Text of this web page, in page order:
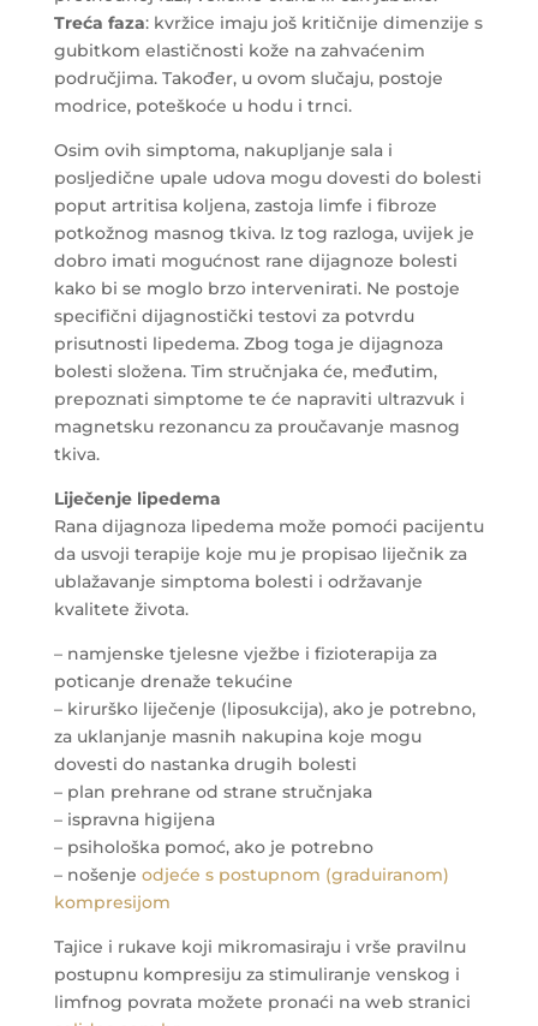
Treća faza: kvržice imaju još kritičnije dimenzije s
gubitkom elastičnosti kože na zahvaćenim
područjima. Također, u ovom slučaju, postoje
modrice, poteškoće u hodu i trnci.
Osim ovih simptoma, nakupljanje sala i
posljedične upale udova mogu dovesti do bolesti
poput artritisa koljena, zastoja limfe i fibroze
potkožnog masnog tkiva. Iz tog razloga, uvijek je
dobro imati mogućnost rane dijagnoze bolesti
kako bi se moglo brzo intervenirati. Ne postoje
specifični dijagnostički testovi za potvrdu
prisutnosti lipedema. Zbog toga je dijagnoza
bolesti složena. Tim stručnjaka će, međutim,
prepoznati simptome te će napraviti ultrazvuk i
magnetsku rezonancu za proučavanje masnog
tkiva.
Liječenje lipedema
Rana dijagnoza lipedema može pomoći pacijentu
da usvoji terapije koje mu je propisao liječnik za
ublažavanje simptoma bolesti i održavanje
kvalitete života.
– namjenske tjelesne vježbe i fizioterapija za
poticanje drenaže tekućine
– kirurško liječenje (liposukcija), ako je potrebno,
za uklanjanje masnih nakupina koje mogu
dovesti do nastanka drugih bolesti
– plan prehrane od strane stručnjaka
– ispravna higijena
– psihološka pomoć, ako je potrebno
– nošenje odjeće s postupnom (graduiranom)
kompresijom
Tajice i rukave koji mikromasiraju i vrše pravilnu
postupnu kompresiju za stimuliranje venskog i
limfnog povrata možete pronaći na web stranici